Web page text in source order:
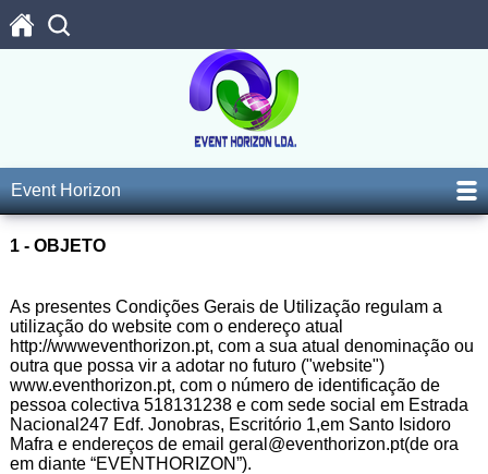
Event Horizon
1 - OBJETO
As presentes Condições Gerais de Utilização regulam a
utilização do website com o endereço atual
http://wwweventhorizon.pt, com a sua atual denominação ou
outra que possa vir a adotar no futuro ("website")
www.eventhorizon.pt, com o número de identificação de
pessoa colectiva 518131238 e com sede social em Estrada
Nacional247 Edf. Jonobras, Escritório 1,em Santo Isidoro
Mafra e endereços de email geral@eventhorizon.pt(de ora
em diante “EVENTHORIZON”).